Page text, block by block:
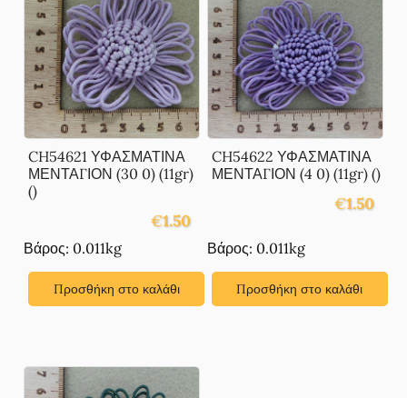
CH54621 ΥΦΑΣΜΑΤΙΝΑ
ΜΕΝΤΑΓΙΟΝ (30 0) (11gr)
()
€1.50
Βάρος: 0.011kg
Προσθήκη στο καλάθι
CH54622 ΥΦΑΣΜΑΤΙΝΑ
ΜΕΝΤΑΓΙΟΝ (4 0) (11gr) ()
€1.50
Βάρος: 0.011kg
Προσθήκη στο καλάθι